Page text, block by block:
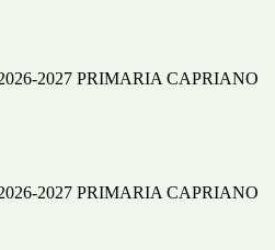
2027 PRIMARIA CAPRIANO
2027 PRIMARIA CAPRIANO